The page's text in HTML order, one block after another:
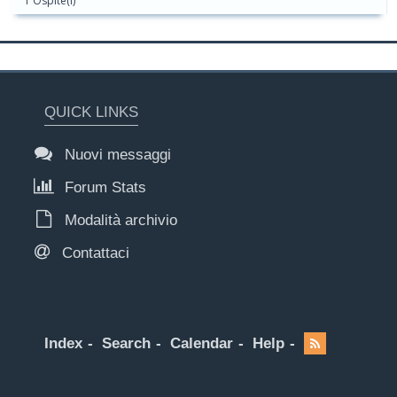
QUICK LINKS
Nuovi messaggi
Forum Stats
Modalità archivio
Contattaci
Index Search Calendar Help